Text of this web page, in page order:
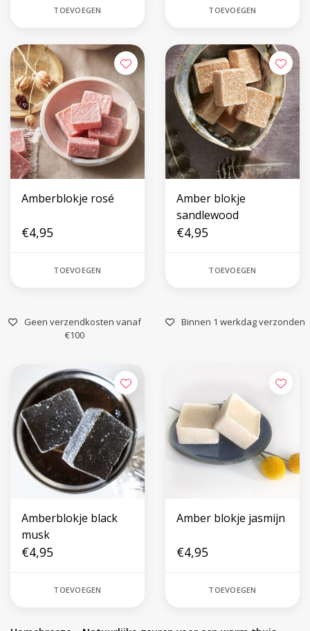
TOEVOEGEN TOEVOEGEN
Amberblokje rosé
€4,95
TOEVOEGEN
Amber blokje
sandlewood
€4,95
TOEVOEGEN
Geen verzendkosten vanaf
€100
Binnen 1 werkdag verzonden
Amberblokje black
musk
€4,95
TOEVOEGEN
Amber blokje jasmijn
€4,95
TOEVOEGEN